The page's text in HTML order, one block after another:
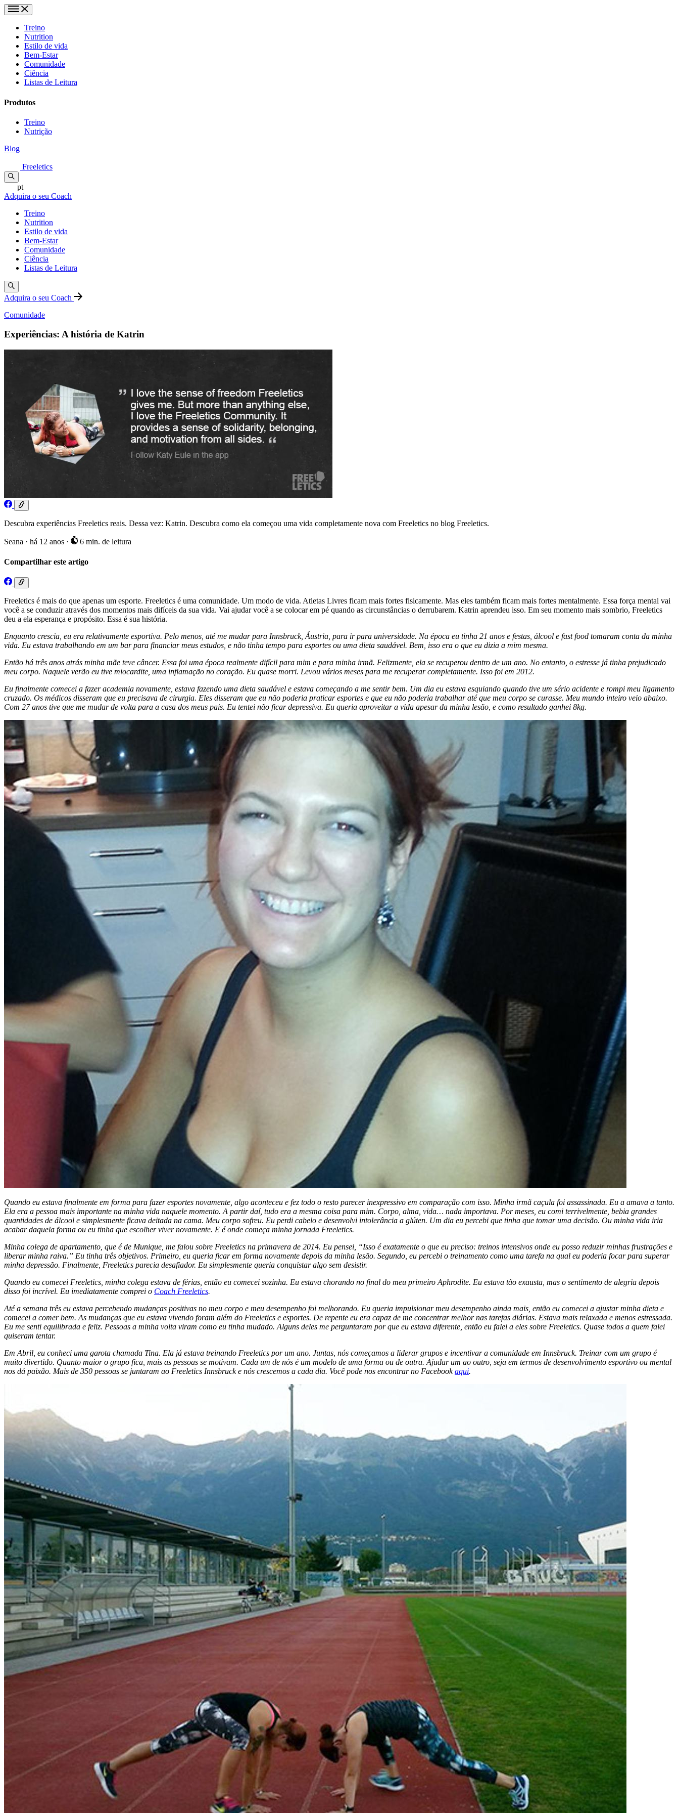
Treino
Nutrition
Estilo de vida
Bem-Estar
Comunidade
Ciência
Listas de Leitura
Produtos
Treino
Nutrição
Blog
Freeletics
pt
Adquira o seu Coach
Treino
Nutrition
Estilo de vida
Bem-Estar
Comunidade
Ciência
Listas de Leitura
Adquira o seu Coach
Comunidade
Experiências: A história de Katrin
Descubra experiências Freeletics reais. Dessa vez: Katrin. Descubra como ela começou uma vida completamente nova com Freeletics no blog Freeletics.
Seana · há 12 anos · 6 min. de leitura
Compartilhar este artigo
Freeletics é mais do que apenas um esporte. Freeletics é uma comunidade. Um modo de vida. Atletas Livres ficam mais fortes fisicamente. Mas eles também ficam mais fortes mentalmente. Essa força mental vai
você a se conduzir através dos momentos mais difíceis da sua vida. Vai ajudar você a se colocar em pé quando as circunstâncias o derrubarem. Katrin aprendeu isso. Em seu momento mais sombrio, Freeletics
deu a ela esperança e propósito. Essa é sua história.
Enquanto crescia, eu era relativamente esportiva. Pelo menos, até me mudar para Innsbruck, Áustria, para ir para universidade. Na época eu tinha 21 anos e festas, álcool e fast food tomaram conta da minha
vida. Eu estava trabalhando em um bar para financiar meus estudos, e não tinha tempo para esportes ou uma dieta saudável. Bem, isso era o que eu dizia a mim mesma.
Então há três anos atrás minha mãe teve câncer. Essa foi uma época realmente difícil para mim e para minha irmã. Felizmente, ela se recuperou dentro de um ano. No entanto, o estresse já tinha prejudicado
meu corpo. Naquele verão eu tive miocardite, uma inflamação no coração. Eu quase morri. Levou vários meses para me recuperar completamente. Isso foi em 2012.
Eu finalmente comecei a fazer academia novamente, estava fazendo uma dieta saudável e estava começando a me sentir bem. Um dia eu estava esquiando quando tive um sério acidente e rompi meu ligamento
cruzado. Os médicos disseram que eu precisava de cirurgia. Eles disseram que eu não poderia praticar esportes e que eu não poderia trabalhar até que meu corpo se curasse. Meu mundo inteiro veio abaixo.
Com 27 anos tive que me mudar de volta para a casa dos meus pais. Eu tentei não ficar depressiva. Eu queria aproveitar a vida apesar da minha lesão, e como resultado ganhei 8kg.
Quando eu estava finalmente em forma para fazer esportes novamente, algo aconteceu e fez todo o resto parecer inexpressivo em comparação com isso. Minha irmã caçula foi assassinada. Eu a amava a tanto.
Ela era a pessoa mais importante na minha vida naquele momento. A partir daí, tudo era a mesma coisa para mim. Corpo, alma, vida… nada importava. Por meses, eu comi terrivelmente, bebia grandes
quantidades de álcool e simplesmente ficava deitada na cama. Meu corpo sofreu. Eu perdi cabelo e desenvolvi intolerância a glúten. Um dia eu percebi que tinha que tomar uma decisão. Ou minha vida iria
acabar daquela forma ou eu tinha que escolher viver novamente. E é onde começa minha jornada Freeletics.
Minha colega de apartamento, que é de Munique, me falou sobre Freeletics na primavera de 2014. Eu pensei, “Isso é exatamente o que eu preciso: treinos intensivos onde eu posso reduzir minhas frustrações e
liberar minha raiva.” Eu tinha três objetivos. Primeiro, eu queria ficar em forma novamente depois da minha lesão. Segundo, eu percebi o treinamento como uma tarefa na qual eu poderia focar para superar
minha depressão. Finalmente, Freeletics parecia desafiador. Eu simplesmente queria conquistar algo sem desistir.
Quando eu comecei Freeletics, minha colega estava de férias, então eu comecei sozinha. Eu estava chorando no final do meu primeiro Aphrodite. Eu estava tão exausta, mas o sentimento de alegria depois
disso foi incrível. Eu imediatamente comprei o Coach Freeletics.
Até a semana três eu estava percebendo mudanças positivas no meu corpo e meu desempenho foi melhorando. Eu queria impulsionar meu desempenho ainda mais, então eu comecei a ajustar minha dieta e
comecei a comer bem. As mudanças que eu estava vivendo foram além do Freeletics e esportes. De repente eu era capaz de me concentrar melhor nas tarefas diárias. Estava mais relaxada e menos estressada.
Eu me senti equilibrada e feliz. Pessoas a minha volta viram como eu tinha mudado. Alguns deles me perguntaram por que eu estava diferente, então eu falei a eles sobre Freeletics. Quase todos a quem falei
quiseram tentar.
Em Abril, eu conheci uma garota chamada Tina. Ela já estava treinando Freeletics por um ano. Juntas, nós começamos a liderar grupos e incentivar a comunidade em Innsbruck. Treinar com um grupo é
muito divertido. Quanto maior o grupo fica, mais as pessoas se motivam. Cada um de nós é um modelo de uma forma ou de outra. Ajudar um ao outro, seja em termos de desenvolvimento esportivo ou mental
nos dá paixão. Mais de 350 pessoas se juntaram ao Freeletics Innsbruck e nós crescemos a cada dia. Você pode nos encontrar no Facebookaqui.